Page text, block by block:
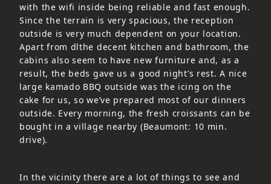
with the wifi inside being reliable and fast enough.
Since the terrain is very spacious, the reception
outside is very much dependent on your location.
Apart from dlthe decent kitchen and bathroom, the
cabins also seem to have new furniture and, as a
result, the beds gave us a good night’s rest. A nice
large kamado BBQ outside was the icing on the
cake for us, so we’ve prepared most of our dinners
outside. Every morning, the fresh croissants can be
bought in a village nearby (Beaumont: 10 min.
drive).
In the vicinity there are a lot of things to see and